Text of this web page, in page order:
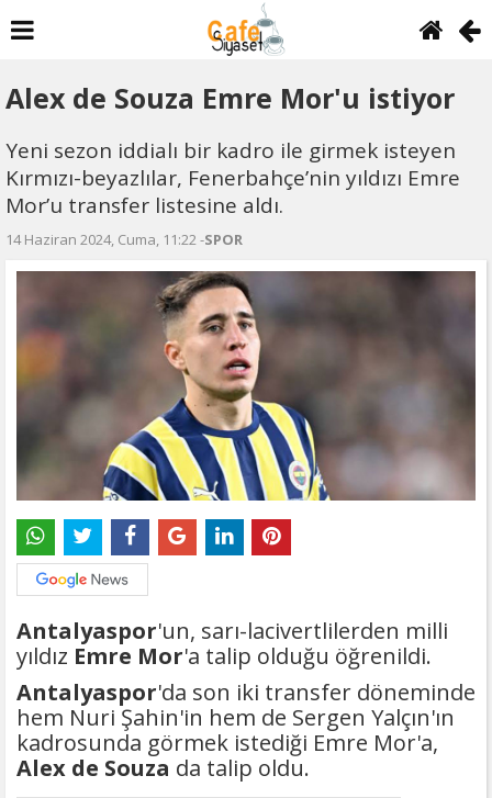
Alex de Souza Emre Mor'u istiyor
Yeni sezon iddialı bir kadro ile girmek isteyen
Kırmızı-beyazlılar, Fenerbahçe’nin yıldızı Emre
Mor’u transfer listesine aldı.
14 Haziran 2024, Cuma, 11:22 -SPOR
Antalyaspor'un, sarı-lacivertlilerden milli
yıldız Emre Mor'a talip olduğu öğrenildi.
Antalyaspor'da son iki transfer döneminde
hem Nuri Şahin'in hem de Sergen Yalçın'ın
kadrosunda görmek istediği Emre Mor'a,
Alex de Souza da talip oldu.